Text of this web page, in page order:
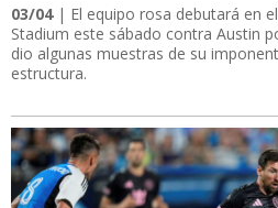
03/04| El equipo rosa debutará en
Stadium este sábado contra Austin
dio algunas muestras de su
estructura.